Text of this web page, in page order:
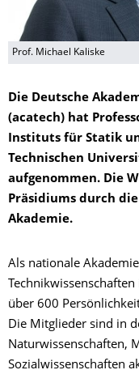
Prof. Michael Kaliske
Die Deutsche
(acatech) hat
Instituts für Statik
Technischen
aufgenommen. Die
Präsidiums durch
Akademie.
Als nationale
über 600
Die Mitglieder sind in
Naturwissenschaften,
Sozialwissenschaften